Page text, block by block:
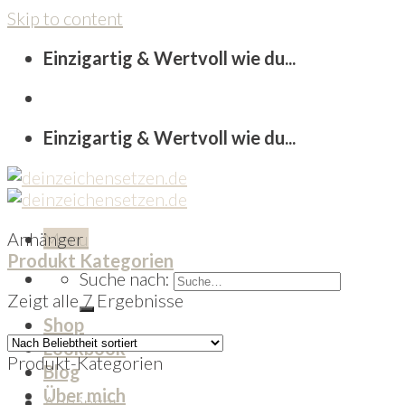
Skip to content
Einzigartig & Wertvoll wie du...
Einzigartig & Wertvoll wie du...
Menu
Suche nach:
Shop
Lookbook
Blog
Über mich
Anhänger
Produkt Kategorien
Zeigt alle 7 Ergebnisse
Produkt-Kategorien